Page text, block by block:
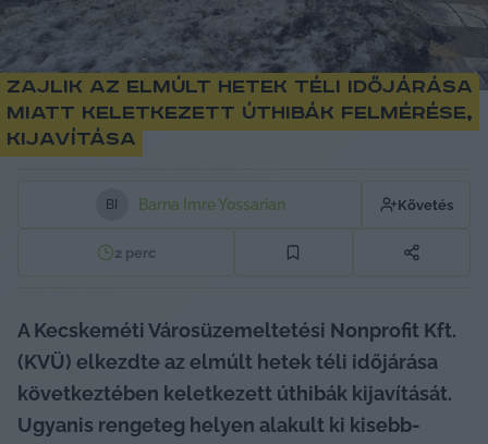
Zajlik az elmúlt hetek téli időjárása
miatt keletkezett úthibák felmérése,
kijavítása
B Barna Imre Yossarian Követés
2 perc
A Kecskeméti Városüzemeltetési Nonprofit Kft.
(KVÜ) elkezdte az elmúlt hetek téli időjárása
következtében keletkezett úthibák kijavítását.
Ugyanis rengeteg helyen alakult ki kisebb-